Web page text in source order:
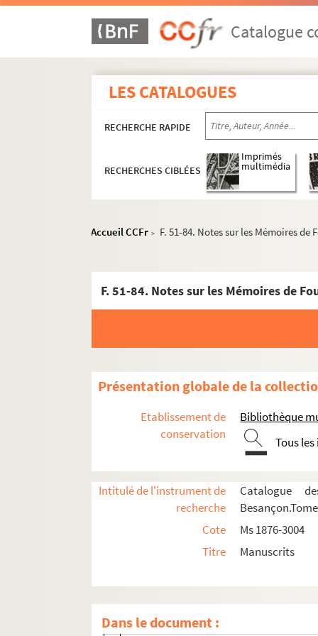
Catalogue
LES CATALOGUES
RECHERCHE RAPIDE
RECHERCHES CIBLÉES
Imprimés
multimédia
Accueil CCFr > F. 51-84. Notes sur les Mémoires de
F. 51-84. Notes sur les Mémoires de
Présentation globale de la
Etablissement de
conservation
Bibliothèque
Tous
Intitulé de l'instrument de
recherche
Catalogue
Cote
Ms 1876-3004
Titre
Manuscrits
Dans le document :
Ms 1888 à 1943. Collection Alexandre
Ms 1944 à 1952. Collection Bergier
Ms 1953 à 1969. Collection Emile Longin
Ms 1970 à 2046. Ms 1970 à 2046
Ms 2047 à 2078. Collection Edouard Droz
Ms 2079 à 2325. Ms 2079 à 2325
Ms 2534 à 2551. Ms 2534 à 2551
Ms 2552 à 2579. Actes privés divers
Ms 2802. Pierre-Joseph Proudhon. Du
Ms 2803. Pierre-Joseph Proudhon. Jésus
Ms 2804-2805. Pierre-Joseph Proudhon.
Ms 2806. Pierre-Joseph Proudhon.
Ms 2807. Pierre-Joseph Proudhon. Le
Ms 2808. Pierre-Joseph Proudhon. De
Ms 2809-2810. Pierre-Joseph Proudhon.
Ms 2812. Pierre-Joseph Proudhon.
F. 1-125. "Napoléon Ier". Ces feuillets